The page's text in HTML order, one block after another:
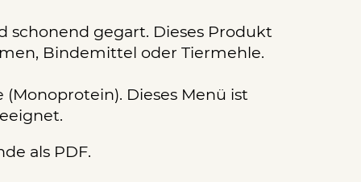
schonend gegart. Dieses Produkt
Bindemittel oder Tiermehle.
Dieses Menü ist
als PDF.